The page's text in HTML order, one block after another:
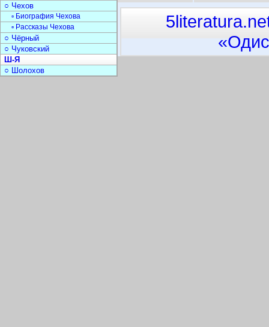
○ Чехов
▫ Биография Чехова
▫ Рассказы Чехова
○ Чёрный
○ Чуковский
Ш-Я
○ Шолохов